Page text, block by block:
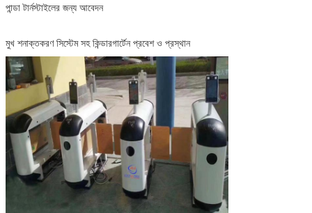
পান্ডা টার্নস্টাইলের জন্য আবেদন
মুখ শনাক্তকরণ সিস্টেম সহ কিন্ডারগার্টেন প্রবেশ ও প্রস্থান